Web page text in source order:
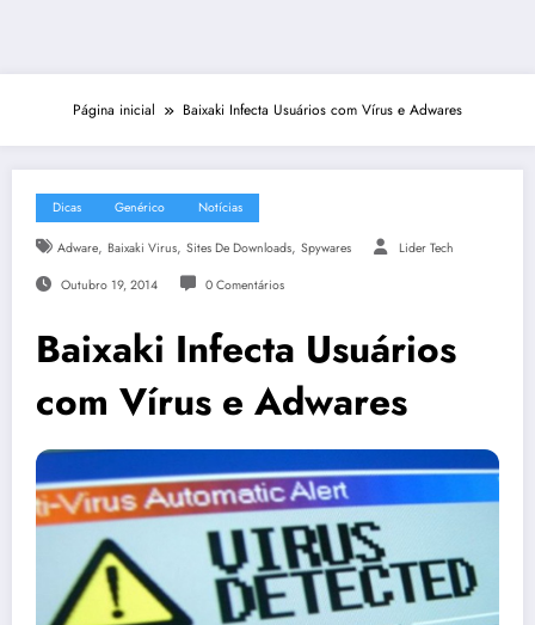
Página inicial Baixaki Infecta Usuários com Vírus e Adwares
Dicas Genérico Notícias
Adware, Baixaki Virus, Sites De Downloads, Spywares Lider Tech
Outubro 19, 2014 0 Comentários
Baixaki Infecta Usuários
com Vírus e Adwares